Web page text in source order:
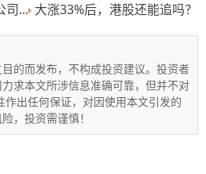
司... 大涨33%后，港股还能追吗？
的而发布，不构成投资建议。投资者
求本文所涉信息准确可靠，但并不对
出任何保证，对因使用本文引发的
，投资需谨慎！